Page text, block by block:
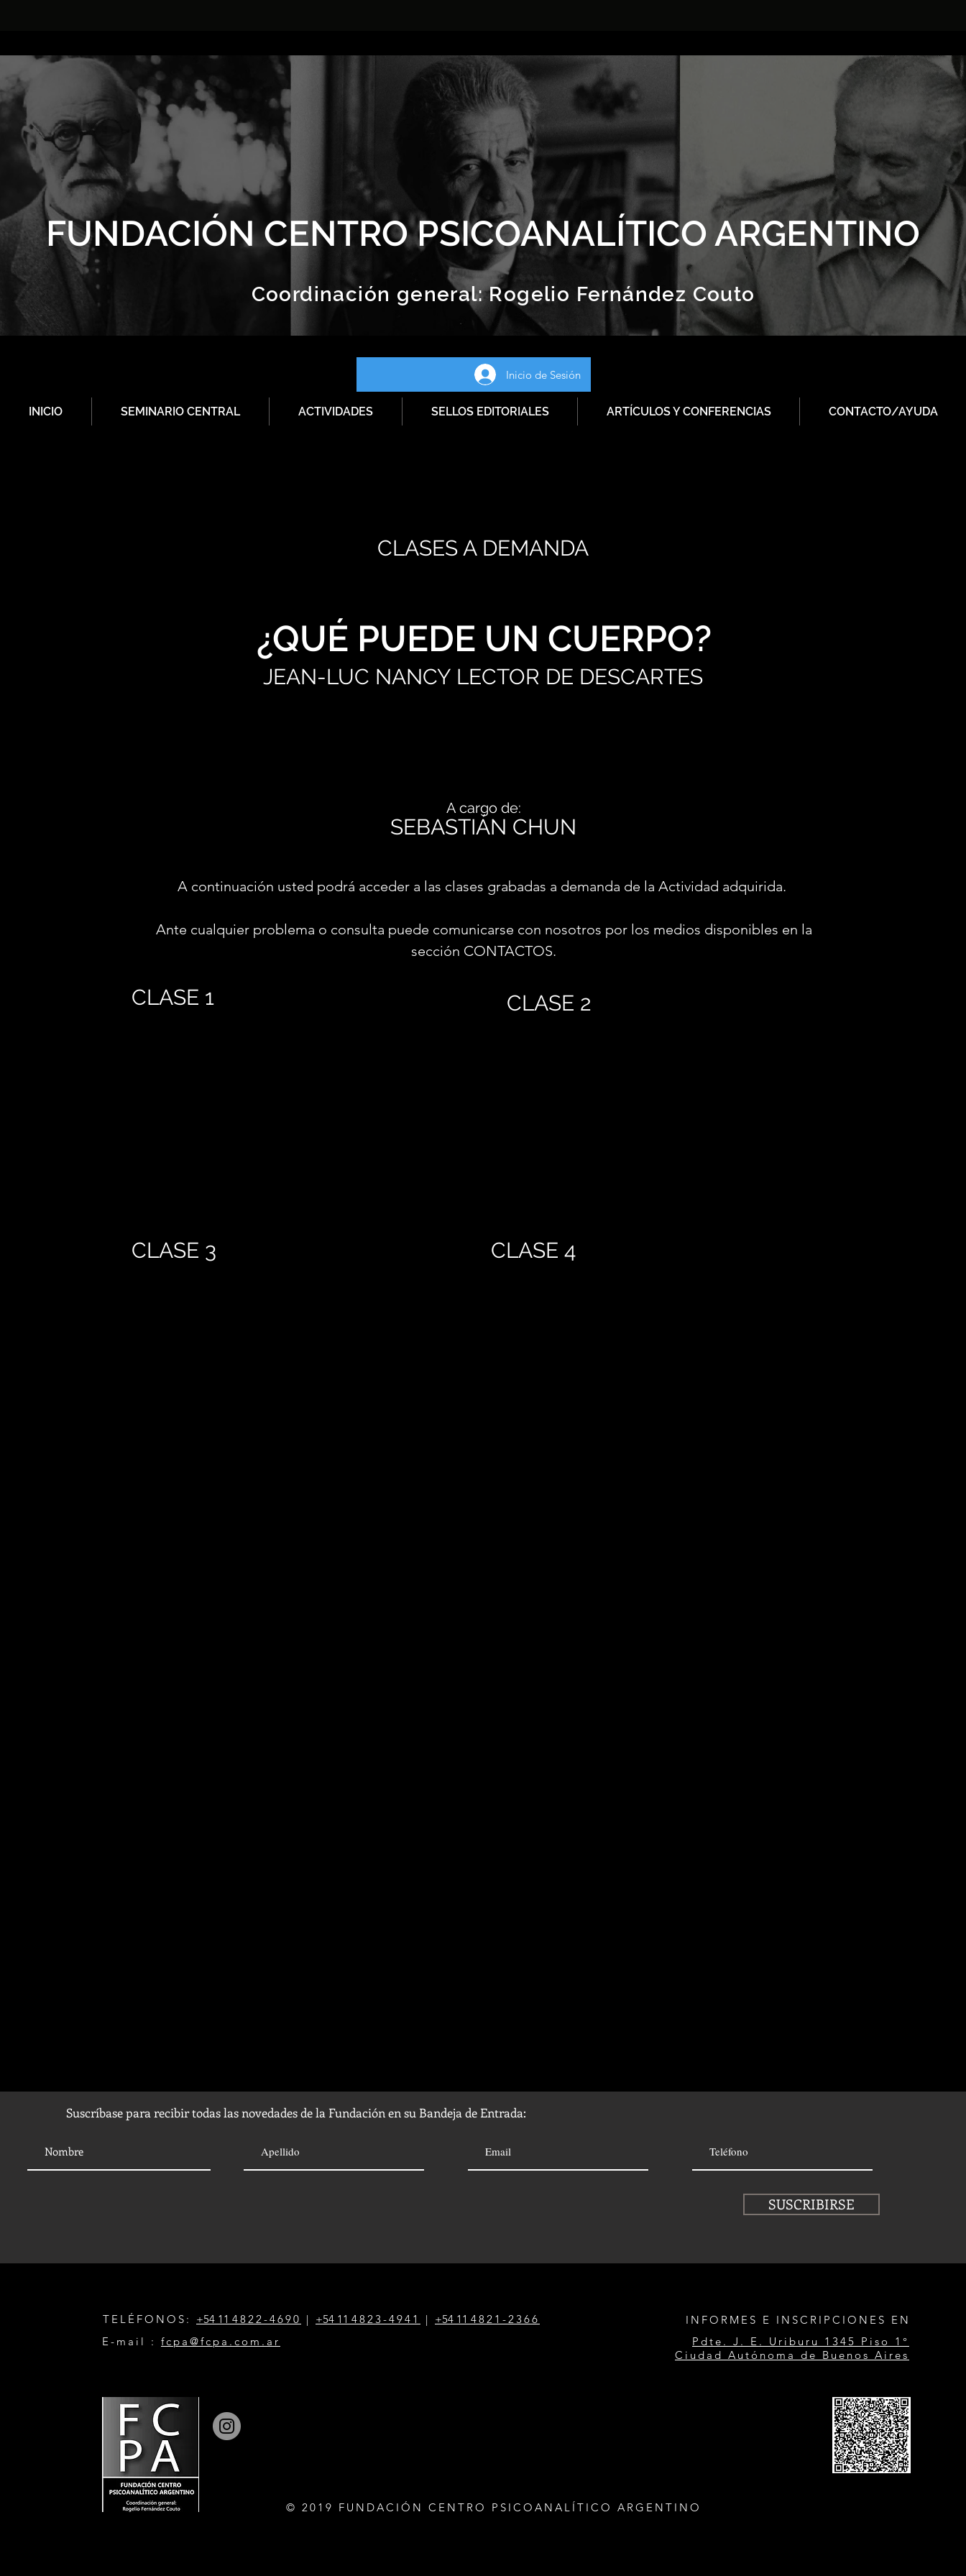
FUNDACIÓN CENTRO PSICOANALÍTICO ARGENTINO
Coordinación general:Rogelio Fernández Couto
Inicio de Sesión
INICIO SEMINARIO CENTRAL ACTIVIDADES SELLOS EDITORIALES ARTÍCULOS Y CONFERENCIAS CONTACTO/AYUDA
CLASES A DEMANDA
¿QUÉ PUEDE UN CUERPO?
JEAN-LUC NANCY LECTOR DE DESCARTES
SEBASTIÁN CHUN
A cargo de:
A continuación usted podrá acceder a las clases grabadas a demanda de la Actividad adquirida.
Ante cualquier problema o consulta puede comunicarse con nosotros por los medios disponibles en la
sección CONTACTOS.
CLASE 1
CLASE 3
CLASE 2
CLASE 4
Suscríbase para recibir todas las novedades de la Fundación en su Bandeja de Entrada:
SUSCRIBIRSE
TELÉFONOS: +54 11 4822-4690 | +54 1 1 4823-4941 | +54 1 1 4821-2366
E-mail : fcpa@fcpa.com.ar
INFORMES E INSCRIPCIONES EN
Pdte. J. E. Uriburu 1345 Piso 1°
Ciudad Autónoma de Buenos Aires
© 2019 FUNDACIÓN CENTRO PSICOANALÍTICO ARGENTINO